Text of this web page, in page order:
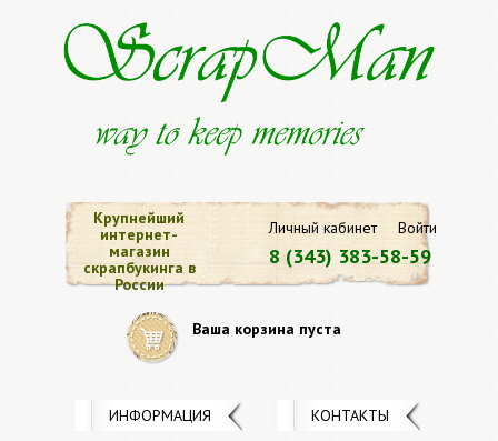
Личный кабинет Войти
8 (343) 383-58-59
Крупнейший
интернет-
магазин
скрапбукинга в
России
Ваша корзина пуста
ИНФОРМАЦИЯ КОНТАКТЫ